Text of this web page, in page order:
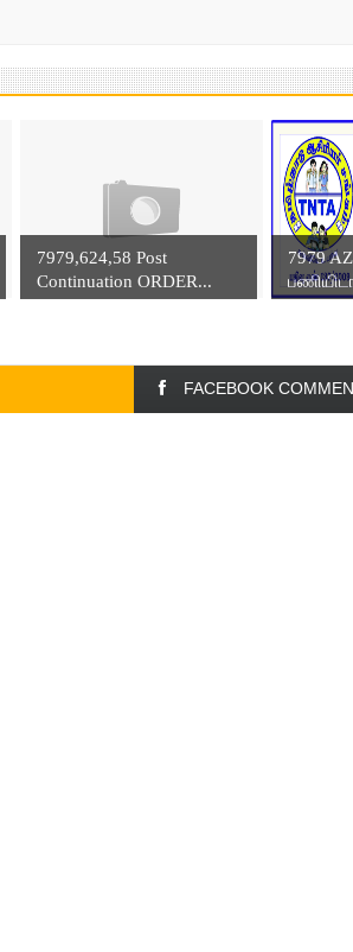
7979,624,58 Post
Continuation ORDER...
7979
FACEBOOK